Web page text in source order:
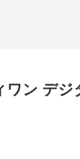
ワン デジ